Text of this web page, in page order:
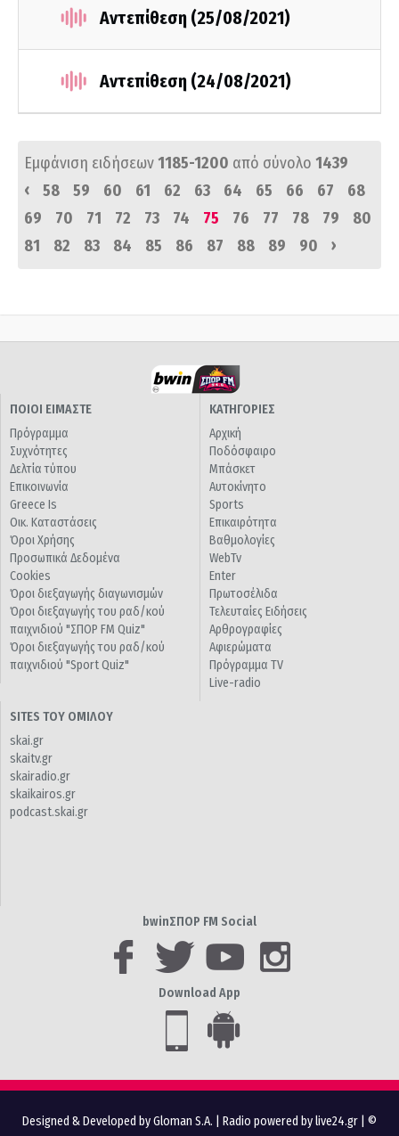
Αντεπίθεση (25/08/2021)
Αντεπίθεση (24/08/2021)
Εμφάνιση ειδήσεων1185-1200 από σύνολο 1439
‹
58 59 60 61 62 63 64 65 66 67
68
69
70 71 72 73 74 75 76 77 78 79
80
81
82 83 84 85 86 87 88 89 90 ›
ΠΟΙΟΙ ΕΙΜΑΣΤΕ
Πρόγραμμα
Συχνότητες
Δελτία τύπου
Επικοινωνία
Greece Is
Οικ. Καταστάσεις
Όροι Χρήσης
Προσωπικά Δεδομένα
Cookies
Όροι διεξαγωγής διαγωνισμών
Όροι διεξαγωγής του ραδ/κού
παιχνιδιού "ΣΠΟΡ FM Quiz"
Όροι διεξαγωγής του ραδ/κού
παιχνιδιού "Sport Quiz"
ΚΑΤΗΓΟΡΙΕΣ
Αρχική
Ποδόσφαιρο
Μπάσκετ
Αυτοκίνητο
Sports
Επικαιρότητα
Βαθμολογίες
WebTv
Enter
Πρωτοσέλιδα
Τελευταίες Ειδήσεις
Αρθρογραφίες
Αφιερώματα
Πρόγραμμα TV
Live-radio
SITES ΤΟΥ ΟΜΙΛΟΥ
skai.gr
skaitv.gr
skairadio.gr
skaikairos.gr
podcast.skai.gr
bwinΣΠΟΡ FM Social
Download App
Designed & Developed by Gloman S.A. Radio powered by live24.gr | ©